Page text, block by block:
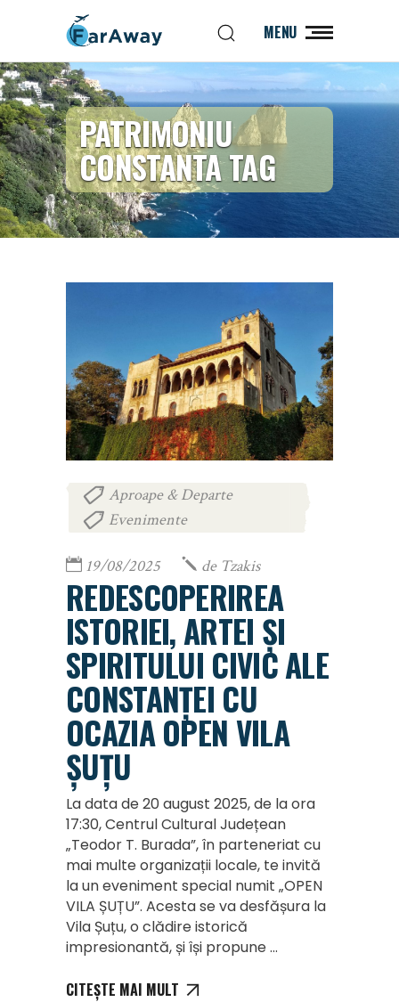
MENU
PATRIMONIU
CONSTANTA TAG
Aproape & Departe
Evenimente
19/08/2025 de Tzakis
REDESCOPERIREA
ISTORIEI, ARTEI ȘI
SPIRITULUI CIVIC ALE
CONSTANȚEI CU
OCAZIA OPEN VILA
ȘUȚU
La data de 20 august 2025, de la ora
17:30, Centrul Cultural Județean
„Teodor T. Burada”, în parteneriat cu
mai multe organizații locale, te invită
la un eveniment special numit „OPEN
VILA ȘUȚU”. Acesta se va desfășura la
Vila Șuțu, o clădire istorică
impresionantă, și își propune
CITEȘTE MAI MULT